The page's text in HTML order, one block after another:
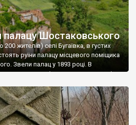
палацу Шостаковського
жителів) селі Бугаївка, в густих
руїни палацу місцевого поміщика
Звели палац у 1893 році. В
спочатку містилася школа, потім
туберкульозну лікарню. Коли із
– ми точно не […]